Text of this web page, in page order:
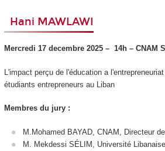
Hani MAWLAWI
Mercredi 17 decembre 2025 –14h – CNAM
L'impact perçu de l'éducation a
étudiants entrepreneurs au Liban
Membres du jury :
M.Mohamed BAYAD, CNAM, Directeur
M. Mekdessi SÉLIM, Université